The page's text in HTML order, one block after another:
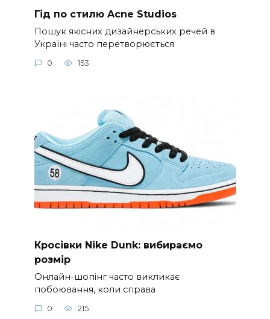
Гід по стилю Acne Studios
Пошук якісних дизайнерських речей в
Україні часто перетворюється
0 153
Кросівки Nike Dunk: вибираємо
розмір
Онлайн-шопінг часто викликає
побоювання, коли справа
0 215